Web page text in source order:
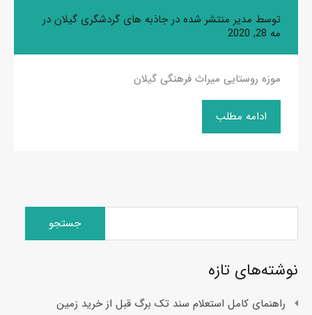
توسط مدیر منتشر شده درجاذبه های گردشگری گیلان در
مه 28, 2020
موزه روستایی میراث فرهنگی گیلان
ادامه مطلب
جستجو
نوشته‌های تازه
راهنمای کامل استعلام سند تک برگ قبل از خرید زمین